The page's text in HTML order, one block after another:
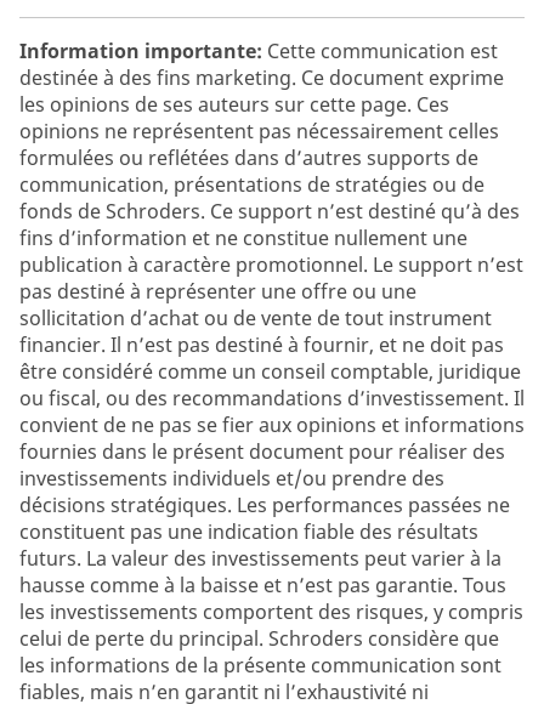
Information importante: Cette communication est
destinée à des fins marketing. Ce document exprime
les opinions de ses auteurs sur cette page. Ces
opinions ne représentent pas nécessairement celles
formulées ou reflétées dans d’autres supports de
communication, présentations de stratégies ou de
fonds de Schroders. Ce support n’est destiné qu’à des
fins d’information et ne constitue nullement une
publication à caractère promotionnel. Le support n’est
pas destiné à représenter une offre ou une
sollicitation d’achat ou de vente de tout instrument
financier. Il n’est pas destiné à fournir, et ne doit pas
être considéré comme un conseil comptable, juridique
ou fiscal, ou des recommandations d’investissement. Il
convient de ne pas se fier aux opinions et informations
fournies dans le présent document pour réaliser des
investissements individuels et/ou prendre des
décisions stratégiques. Les performances passées ne
constituent pas une indication fiable des résultats
futurs. La valeur des investissements peut varier à la
hausse comme à la baisse et n’est pas garantie. Tous
les investissements comportent des risques, y compris
celui de perte du principal. Schroders considère que
les informations de la présente communication sont
fiables, mais n’en garantit ni l’exhaustivité ni